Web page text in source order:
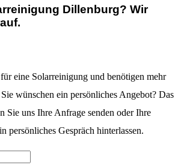
Dillenburg? Wir
eine Solarreinigung und benötigen mehr
wünschen ein persönliches Angebot? Das
Sie uns Ihre Anfrage senden oder Ihre
persönliches Gespräch hinterlassen.